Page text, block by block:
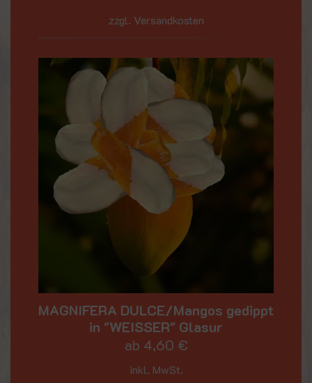
zzgl. Versandkosten
MAGNIFERA DULCE/Mangos gedippt
in "WEISSER" Glasur
ab 4,60 €
inkl. MwSt.